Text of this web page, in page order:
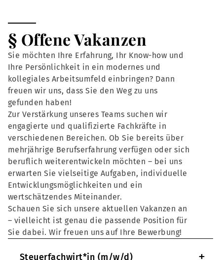
§ Offene Vakanzen
Sie möchten Ihre Erfahrung, Ihr Know-how und
Ihre Persönlichkeit in ein modernes und
kollegiales Arbeitsumfeld einbringen? Dann
freuen wir uns, dass Sie den Weg zu uns
gefunden haben!
Zur Verstärkung unseres Teams suchen wir
engagierte und qualifizierte Fachkräfte in
verschiedenen Bereichen. Ob Sie bereits über
mehrjährige Berufserfahrung verfügen oder sich
beruflich weiterentwickeln möchten – bei uns
erwarten Sie vielseitige Aufgaben, individuelle
Entwicklungsmöglichkeiten und ein
wertschätzendes Miteinander.
Schauen Sie sich unsere aktuellen Vakanzen an
– vielleicht ist genau die passende Position für
Sie dabei. Wir freuen uns auf Ihre Bewerbung!
Steuerfachwirt*in (m/w/d)